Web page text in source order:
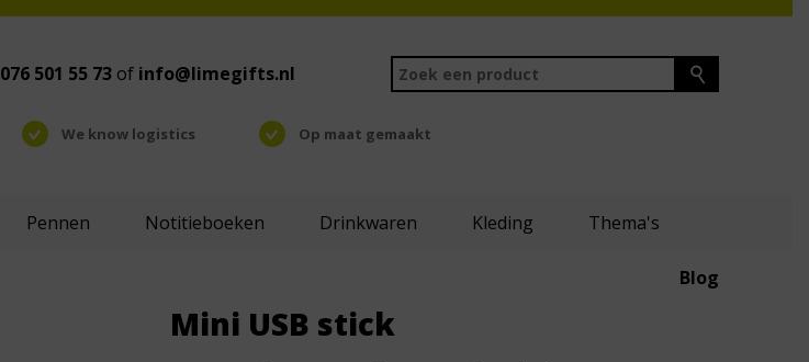
076 501 55 73of info@limegifts.nl
We know logistics
Op maat gemaakt
Pennen Notitieboeken Drinkwaren Kleding Thema's
Blog
Mini USB stick